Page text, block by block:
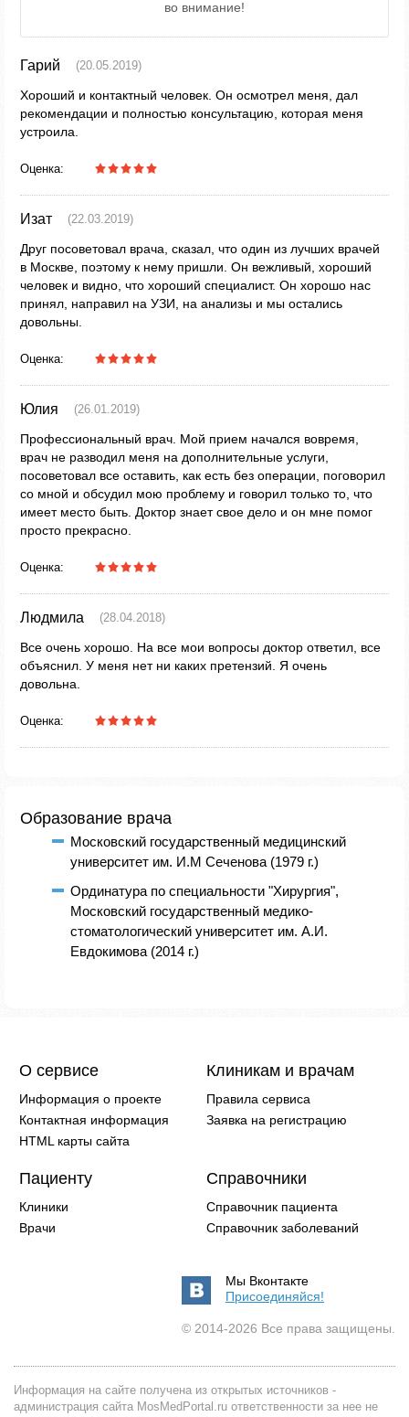
во внимание!
Гарий (20.05.2019)
Хороший и контактный человек. Он осмотрел меня, дал
рекомендации и полностью консультацию, которая меня
устроила.
Оценка:
Изат (22.03.2019)
Друг посоветовал врача, сказал, что один из лучших врачей
в Москве, поэтому к нему пришли. Он вежливый, хороший
человек и видно, что хороший специалист. Он хорошо нас
принял, направил на УЗИ, на анализы и мы остались
довольны.
Оценка:
Юлия (26.01.2019)
Профессиональный врач. Мой прием начался вовремя,
врач не разводил меня на дополнительные услуги,
посоветовал все оставить, как есть без операции, поговорил
со мной и обсудил мою проблему и говорил только то, что
имеет место быть. Доктор знает свое дело и он мне помог
просто прекрасно.
Оценка:
Людмила (28.04.2018)
Все очень хорошо. На все мои вопросы доктор ответил, все
объяснил. У меня нет ни каких претензий. Я очень
довольна.
Оценка:
Образование врача
Московский государственный медицинский
университет им. И.М Сеченова (1979 г.)
Ординатура по специальности "Хирургия",
Московский государственный медико-
стоматологический университет им. А.И.
Евдокимова (2014 г.)
О сервисе
Информация о проекте
Контактная информация
HTML карты сайта
Клиникам и врачам
Правила сервиса
Заявка на регистрацию
Пациенту
Клиники
Врачи
Справочники
Справочник пациента
Справочник заболеваний
Мы Вконтакте
Присоединяйся!
© 2014-2026 Все права защищены.
Информация на сайте получена из открытых источников -
администрация сайта MosMedPortal.ru ответственности за нее не